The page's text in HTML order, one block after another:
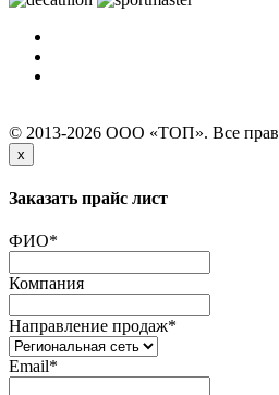
© 2013-2026 ООО «ТОП». Все
x
Заказать прайс лист
ФИО*
Компания
Направление продаж*
Email*